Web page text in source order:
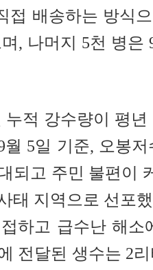
접 배송하는 방식
, 나머지 5천 병은
누적 강수량이 평
월 5일 기준, 오봉
되고 주민 불편이
태 지역으로 선포
하고 급수난 해
전달된 생수는 2